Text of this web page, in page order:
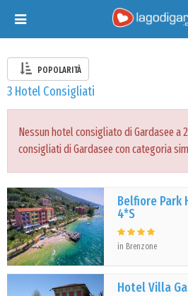
Toggle
navigation
POPOLARITÀ
3 Hotel Consigliati
Nessun hotel consigliato di Gardasee a
consigliati di Gardasee con categoria
Belfiore Park
4*S
in Brenzone
Hotel Villa